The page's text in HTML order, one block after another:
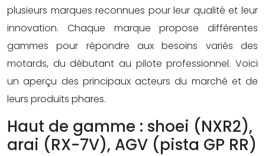
plusieurs marques reconnues pour leur qualité et leur
innovation. Chaque marque propose différentes
gammes pour répondre aux besoins variés des
motards, du débutant au pilote professionnel. Voici
un aperçu des principaux acteurs du marché et de
leurs produits phares.
Haut de gamme : shoei (NXR2),
arai (RX-7V), AGV (pista GP RR)